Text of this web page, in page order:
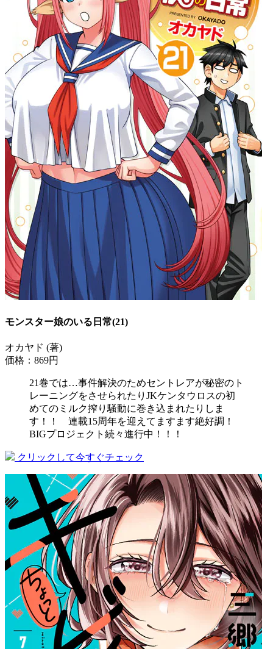
モンスター娘のいる日常(21)
オカヤド (著)
価格：869円
21巻では…事件解決のためセントレアが秘密のト
レーニングをさせられたりJKケンタウロスの初
めてのミルク搾り騒動に巻き込まれたりしま
す！！ 連載15周年を迎えてますます絶好調！
BIGプロジェクト続々進行中！！！
クリックして今すぐチェック